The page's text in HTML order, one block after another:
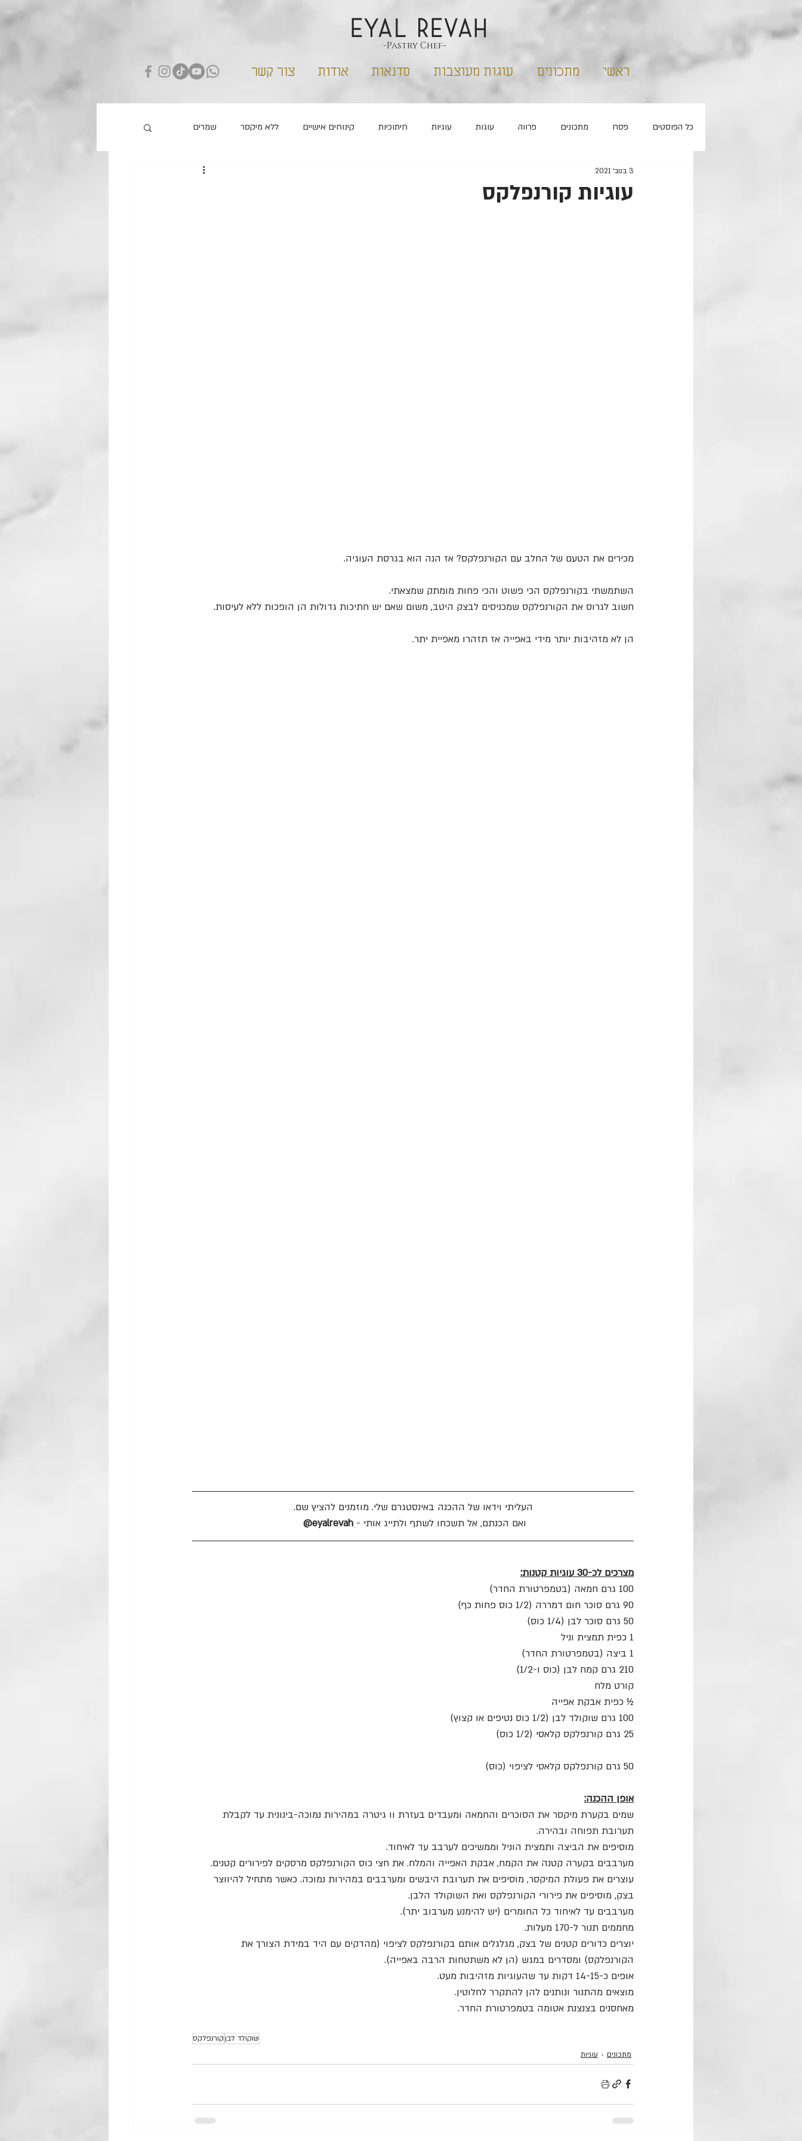
EYAL REVAH
-Pastry Chef-
ראשי מתכונים עוגות מעוצבות סדנאות אודות צור קשר
כל הפוסטים פסח מתכונים פרווה עוגות עוגיות חיתוכיות קינוחים אישיים ללא מיקסר שמרים
ללא סוכר
עוגיות קורנפלקס
3 בנוב׳ 2021
מכירים את הטעם של החלב עם הקורנפלקס? אז הנה הוא בגרסת העוגיה.
השתמשתי בקורנפלקס הכי פשוט והכי פחות מומתק שמצאתי.
חשוב לגרוס את הקורנפלקס שמכניסים לבצק היטב, משום שאם יש חתיכות גדולות הן הופכות ללא לעיסות.
הן לא מזהיבות יותר מידי באפייה אז תזהרו מאפיית יתר.
העליתי וידאו של ההכנה באינסטגרם שלי. מוזמנים להציץ שם.
ואם הכנתם, אל תשכחו לשתף ולתייג אותי - eyalrevah@
מצרכים לכ-30 עוגיות קטנות:
100 גרם חמאה (בטמפרטורת החדר)
90 גרם סוכר חום דמררה (1/2 כוס פחות כף)
50 גרם סוכר לבן (1/4 כוס)
1 כפית תמצית וניל
1 ביצה (בטמפרטורת החדר)
210 גרם קמח לבן (כוס ו-1/2)
קורט מלח
½ כפית אבקת אפייה
100 גרם שוקולד לבן (1/2 כוס נטיפים או קצוץ)
25 גרם קורנפלקס קלאסי (1/2 כוס)
50 גרם קורנפלקס קלאסי לציפוי (כוס)
אופן ההכנה:
שמים בקערת מיקסר את הסוכרים והחמאה ומעבדים בעזרת וו גיטרה במהירות נמוכה-בינונית עד לקבלת
תערובת תפוחה ובהירה.
מוסיפים את הביצה ותמצית הוניל וממשיכים לערבב עד לאיחוד.
מערבבים בקערה קטנה את הקמח, אבקת האפייה והמלח. את חצי כוס הקורנפלקס מרסקים לפירורים קטנים.
עוצרים את פעולת המיקסר, מוסיפים את תערובת היבשים ומערבבים במהירות נמוכה. כאשר מתחיל להיווצר
בצק, מוסיפים את פירורי הקורנפלקס ואת השוקולד הלבן.
מערבבים עד לאיחוד כל החומרים (יש להימנע מערבוב יתר).
מחממים תנור ל-170 מעלות.
יוצרים כדורים קטנים של בצק, מגלגלים אותם בקורנפלקס לציפוי (מהדקים עם היד במידת הצורך את
הקורנפלקס) ומסדרים במגש (הן לא משתטחות הרבה באפייה).
אופים כ-14-15 דקות עד שהעוגיות מזהיבות מעט.
מוצאים מהתנור ונותנים להן להתקרר לחלוטין.
מאחסנים בצנצנת אטומה בטמפרטורת החדר.
שוקולד לבןקורנפלקס
מתכונים
עוגיות